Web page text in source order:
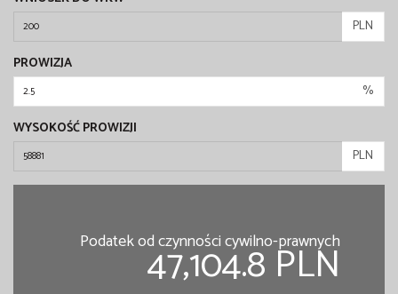
PLN
PROWIZJA
%
WYSOKOŚĆ PROWIZJI
PLN
Podatek od czynności cywilno-prawnych
47,104.8 PLN